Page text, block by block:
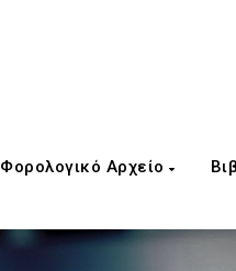
Φορολογικό Αρχείο